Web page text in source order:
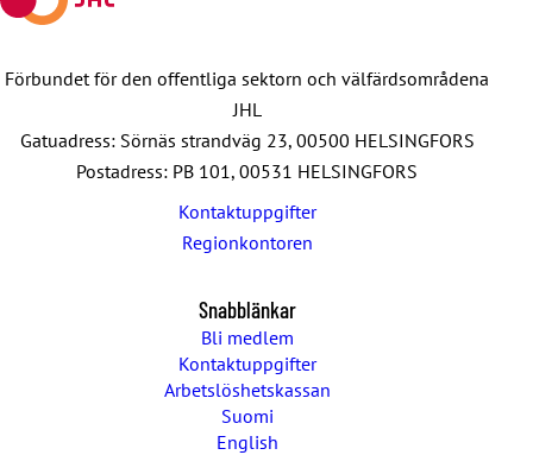
Förbundet för den offentliga sektorn och välfärdsområdena
JHL
Gatuadress: Sörnäs strandväg 23, 00500 HELSINGFORS
Postadress: PB 101, 00531 HELSINGFORS
Kontaktuppgifter
Regionkontoren
Snabblänkar
Bli medlem
Kontaktuppgifter
Arbetslöshetskassan
Suomi
English